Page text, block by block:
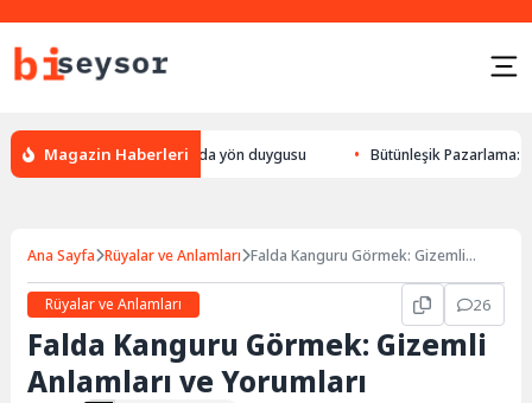
Magazin Haberleri
bulması, hayvanlarda yön duygusu Bütünleşik Pazarlama:
Ana Sayfa Rüyalar ve Anlamları Falda Kanguru Görmek: Gizemli
Rüyalar ve Anlamları
26
Falda Kanguru Görmek: Gizemli
Anlamları ve Yorumları